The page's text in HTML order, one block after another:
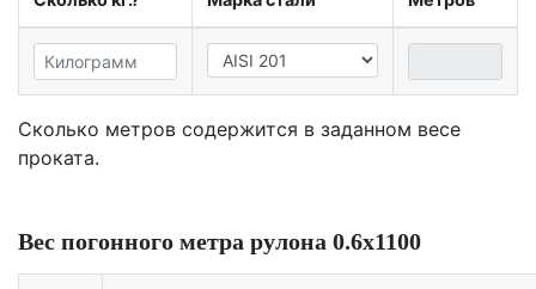
Сколько метров содержится в заданном весе
проката.
Вес погонного метра рулона 0.6х1100